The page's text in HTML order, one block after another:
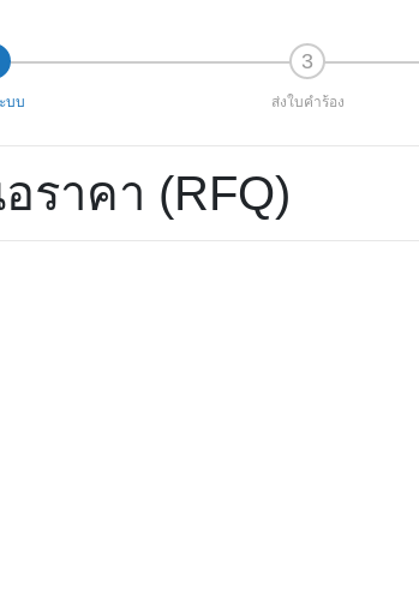
บบ ส่งใบคำร้อง
ราคา (RFQ)